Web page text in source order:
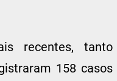
recentes, tanto
158 casos